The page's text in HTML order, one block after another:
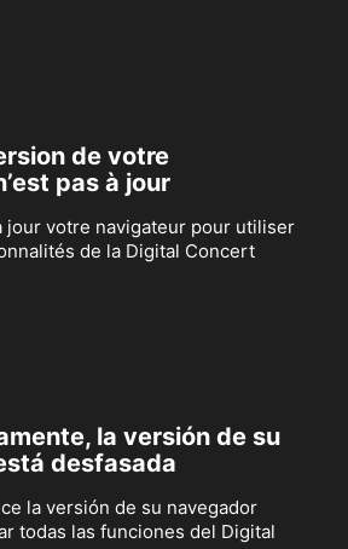
de votre
pas à jour
jour votre navigateur pour utiliser
de la Digital Concert
la versión de su
desfasada
la versión de su navegador
todas las funciones del Digital